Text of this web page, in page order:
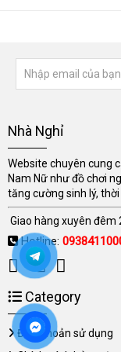
Nhà Nghỉ
Website chuyên cung
Nam Nữ như đồ chơi
tăng cường sinh lý,
Giao hàng xuyên đêm
Hotline:
Category
Điều khoản sử dụng